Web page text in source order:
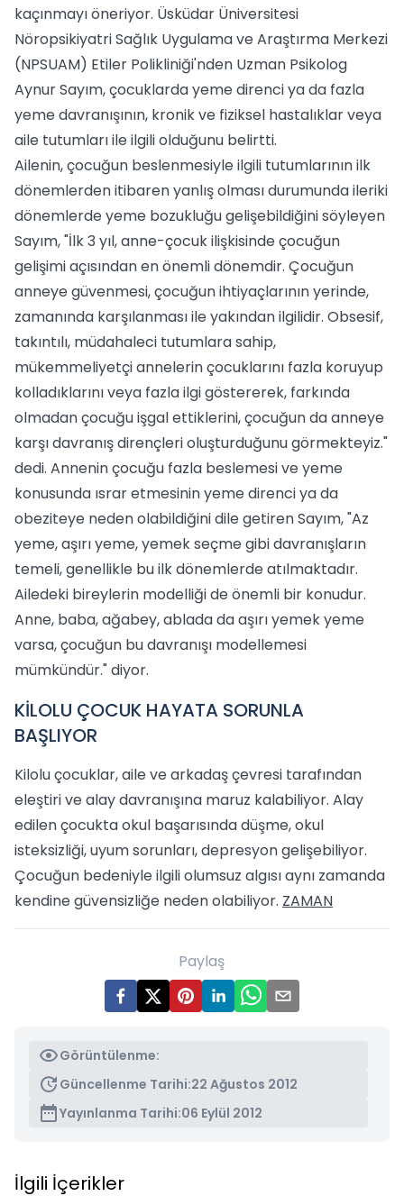
kaçınmayı öneriyor. Üsküdar Üniversitesi
Nöropsikiyatri Sağlık Uygulama ve Araştırma Merkezi
(NPSUAM) Etiler Polikliniği'nden Uzman Psikolog
Aynur Sayım, çocuklarda yeme direnci ya da fazla
yeme davranışının, kronik ve fiziksel hastalıklar veya
aile tutumları ile ilgili olduğunu belirtti.
Ailenin, çocuğun beslenmesiyle ilgili tutumlarının ilk
dönemlerden itibaren yanlış olması durumunda ileriki
dönemlerde yeme bozukluğu gelişebildiğini söyleyen
Sayım, "İlk 3 yıl, anne-çocuk ilişkisinde çocuğun
gelişimi açısından en önemli dönemdir. Çocuğun
anneye güvenmesi, çocuğun ihtiyaçlarının yerinde,
zamanında karşılanması ile yakından ilgilidir. Obsesif,
takıntılı, müdahaleci tutumlara sahip,
mükemmeliyetçi annelerin çocuklarını fazla koruyup
kolladıklarını veya fazla ilgi göstererek, farkında
olmadan çocuğu işgal ettiklerini, çocuğun da anneye
karşı davranış dirençleri oluşturduğunu görmekteyiz."
dedi. Annenin çocuğu fazla beslemesi ve yeme
konusunda ısrar etmesinin yeme direnci ya da
obeziteye neden olabildiğini dile getiren Sayım, "Az
yeme, aşırı yeme, yemek seçme gibi davranışların
temeli, genellikle bu ilk dönemlerde atılmaktadır.
Ailedeki bireylerin modelliği de önemli bir konudur.
Anne, baba, ağabey, ablada da aşırı yemek yeme
varsa, çocuğun bu davranışı modellemesi
mümkündür." diyor.
KİLOLU ÇOCUK HAYATA SORUNLA
BAŞLIYOR
Kilolu çocuklar, aile ve arkadaş çevresi tarafından
eleştiri ve alay davranışına maruz kalabiliyor. Alay
edilen çocukta okul başarısında düşme, okul
isteksizliği, uyum sorunları, depresyon gelişebiliyor.
Çocuğun bedeniyle ilgili olumsuz algısı aynı zamanda
kendine güvensizliğe neden olabiliyor. ZAMAN
Paylaş
Görüntülenme:
Güncellenme Tarihi:22 Ağustos 2012
Yayınlanma Tarihi:06 Eylül 2012
İlgili İçerikler